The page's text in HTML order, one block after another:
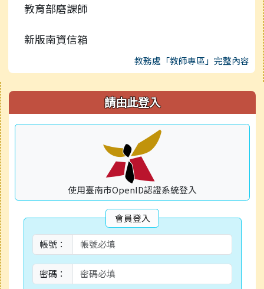
教育部磨課師
新版南資信箱
教務處「教師專區」完整內容
右邊區域內容 請由此登入
使用臺南市OpenID認證系統登入
會員登入
帳號：
密碼：